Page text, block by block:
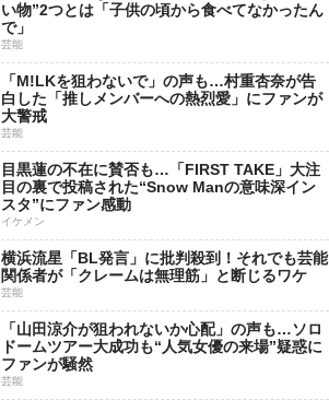
い物”2つとは「子供の頃から食べてなかったん
で」
芸能
「M!LKを狙わないで」の声も…村重杏奈が告
白した「推しメンバーへの熱烈愛」にファンが
大警戒
芸能
目黒蓮の不在に賛否も…「FIRST TAKE」大注
目の裏で投稿された“Snow Manの意味深イン
スタ”にファン感動
イケメン
横浜流星「BL発言」に批判殺到！それでも芸能
関係者が「クレームは無理筋」と断じるワケ
芸能
「山田涼介が狙われないか心配」の声も…ソロ
ドームツアー大成功も“人気女優の来場”疑惑に
ファンが騒然
芸能